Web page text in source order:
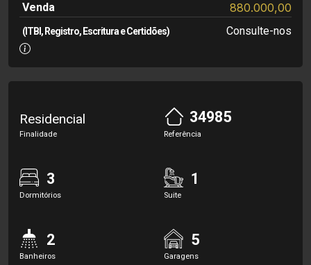
Venda
880.000,00
(ITBI, Registro, Escritura e Certidões) Consulte-nos
Residencial
Finalidade
34985
Referência
3
Dormitórios
1
Suite
2
Banheiros
5
Garagens